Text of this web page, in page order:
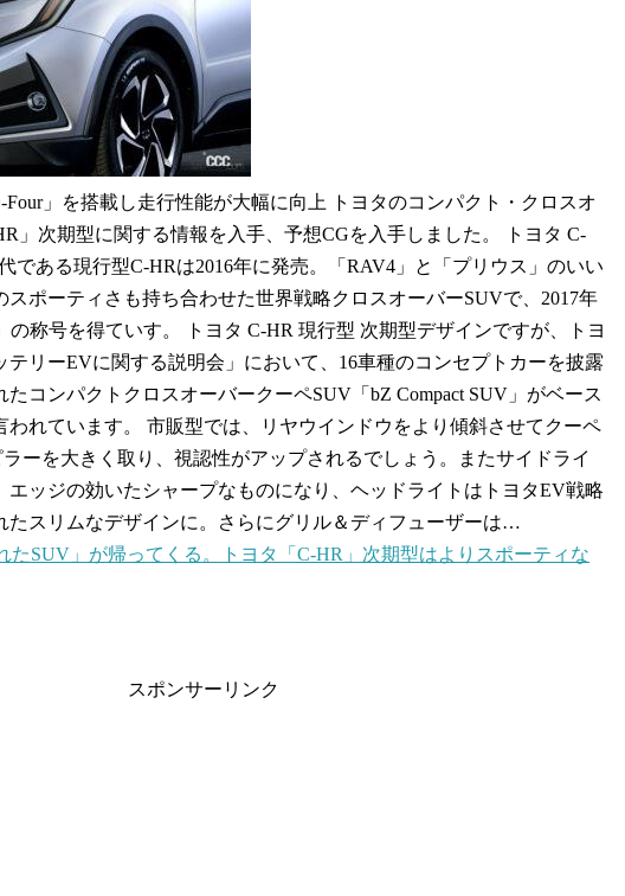
」を搭載し走行性能が大幅に向上 トヨタのコンパクト・クロスオ
」次期型に関する情報を入手、予想CGを入手しました。 トヨタ C-
ある現行型C-HRは2016年に発売。「RAV4」と「プリウス」のいい
スポーティさも持ち合わせた世界戦略クロスオーバーSUVで、2017年
の称号を得ていす。 トヨタ C-HR 現行型 次期型デザインですが、トヨ
テリーEVに関する説明会」において、16車種のコンセプトカーを披露
たコンパクトクロスオーバークーペSUV「bZ Compact SUV」がベース
われています。 市販型では、リヤウインドウをより傾斜させてクーペ
ーを大きく取り、視認性がアップされるでしょう。またサイドライ
エッジの効いたシャープなものになり、ヘッドライトはトヨタEV戦略
たスリムなデザインに。さらにグリル＆ディフューザーは…
たSUV」が帰ってくる。トヨタ「C-HR」次期型はよりスポーティな
スポンサーリンク